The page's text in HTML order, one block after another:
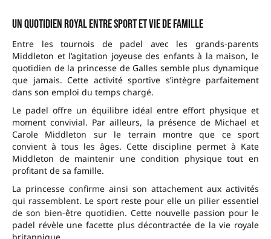
Un quotidien royal entre sport et vie de famille
Entre les tournois de padel avec les grands-parents
Middleton et l’agitation joyeuse des enfants à la maison, le
quotidien de la princesse de Galles semble plus dynamique
que jamais. Cette activité sportive s’intègre parfaitement
dans son emploi du temps chargé.
Le padel offre un équilibre idéal entre effort physique et
moment convivial. Par ailleurs, la présence de Michael et
Carole Middleton sur le terrain montre que ce sport
convient à tous les âges. Cette discipline permet à Kate
Middleton de maintenir une condition physique tout en
profitant de sa famille.
La princesse confirme ainsi son attachement aux activités
qui rassemblent. Le sport reste pour elle un pilier essentiel
de son bien-être quotidien. Cette nouvelle passion pour le
padel révèle une facette plus décontractée de la vie royale